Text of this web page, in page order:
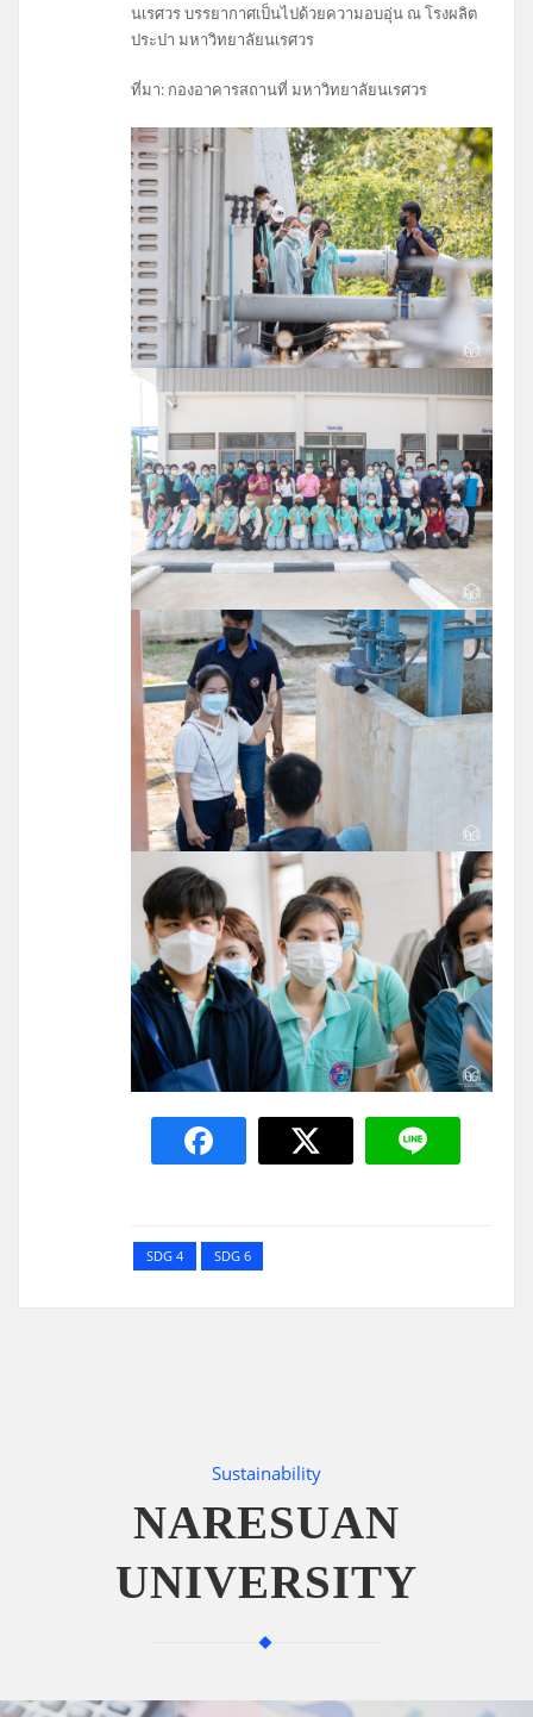
นเรศวร บรรยากาศเป็นไปด้วยความอบอุ่น ณ โรงผลิต
ประปา มหาวิทยาลัยนเรศวร
ที่มา: กองอาคารสถานที่ มหาวิทยาลัยนเรศวร
SDG 4 SDG 6
Sustainability
NARESUAN
UNIVERSITY